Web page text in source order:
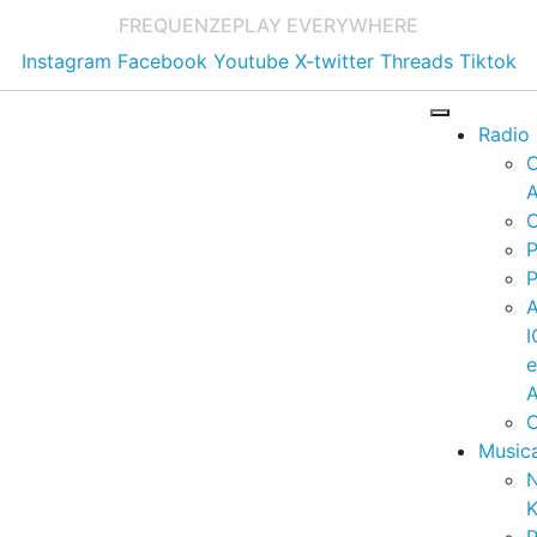
FREQUENZEPLAY EVERYWHERE
Instagram Facebook Youtube X-twitter Threads Tiktok
Radio
e